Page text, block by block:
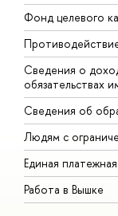
Фонд целевого
Сведения о
обязательствах
Сведения об
Людям с
Единая
Работа в Вышке